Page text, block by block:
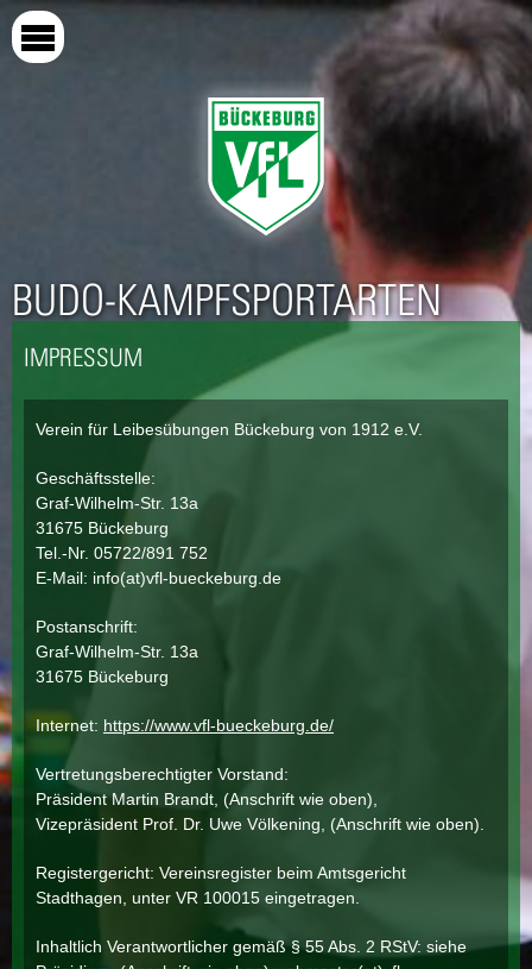
Direkt
BUDO-KAMPFSPORTARTEN
IMPRESSUM
Verein für Leibesübungen Bückeburg von 1912 e.V.
Geschäftsstelle:
Graf-Wilhelm-Str. 13a
31675 Bückeburg
Tel.-Nr. 05722/891 752
E-Mail: info(at)vfl-bueckeburg.de
Postanschrift:
Graf-Wilhelm-Str. 13a
31675 Bückeburg
Internet: https://www.vfl-bueckeburg.de/
Vertretungsberechtigter Vorstand:
Präsident Martin Brandt, (Anschrift wie oben),
Vizepräsident Prof. Dr. Uwe Völkening, (Anschrift wie oben).
Registergericht: Vereinsregister beim Amtsgericht
Stadthagen, unter VR 100015 eingetragen.
Inhaltlich Verantwortlicher gemäß § 55 Abs. 2 RStV: siehe